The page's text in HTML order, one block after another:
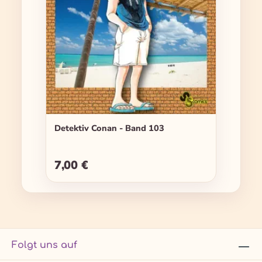
Detektiv Conan - Band 103
Regulärer Preis:
7,00 €
Folgt uns auf